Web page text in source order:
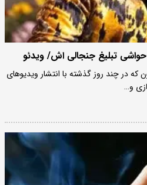
تبلیغ جنجالی اش/ ویدئو
که در چند روز گذشته با انتشار ویدیو‌های
و…